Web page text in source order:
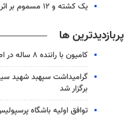
یک کشته و ۱۲ مسموم بر اثر مصرف مشروبات الکلی در نیشابور
پربازدیدترین ها
کامیون با راننده ۸ ساله در اصفهان توقیف شد
گرامیداشت سپهبد شهید
برگزار شد
توافق اولیه باشگاه